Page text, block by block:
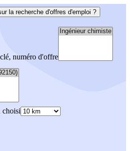
la recherche d'offres d'emploi ?
numéro d'offre
choisi